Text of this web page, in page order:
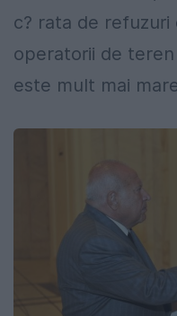
c? rata de
operatorii de teren
este mult mai